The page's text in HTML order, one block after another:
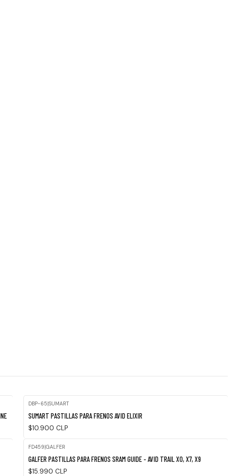
DBP-65|SUMART
SUMART PASTILLAS PARA FRENOS AVID ELIXIR
$10.900 CLP
FD459|GALFER
GALFER PASTILLAS PARA FRENOS SRAM GUIDE - AVID TRAIL X0, X7, X9
$15.990 CLP